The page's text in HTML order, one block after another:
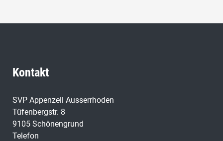
Kontakt
SVP Appenzell Ausserrhoden
Tüfenbergstr. 8
9105 Schönengrund
Telefon